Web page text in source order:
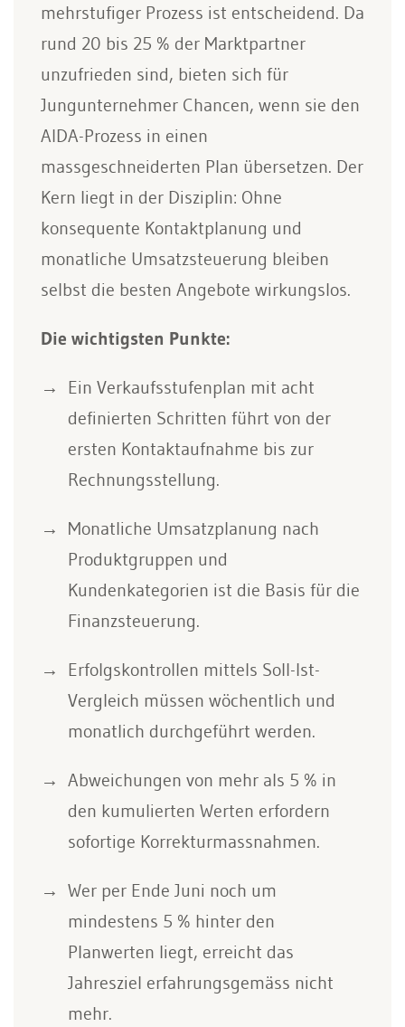
mehrstufiger Prozess ist entscheidend. Da
rund 20 bis 25 % der Marktpartner
unzufrieden sind, bieten sich für
Jungunternehmer Chancen, wenn sie den
AIDA-Prozess in einen
massgeschneiderten Plan übersetzen. Der
Kern liegt in der Disziplin: Ohne
konsequente Kontaktplanung und
monatliche Umsatzsteuerung bleiben
selbst die besten Angebote wirkungslos.
Die wichtigsten Punkte:
Ein Verkaufsstufenplan mit acht
definierten Schritten führt von der
ersten Kontaktaufnahme bis zur
Rechnungsstellung.
Monatliche Umsatzplanung nach
Produktgruppen und
Kundenkategorien ist die Basis für die
Finanzsteuerung.
Erfolgskontrollen mittels Soll-Ist-
Vergleich müssen wöchentlich und
monatlich durchgeführt werden.
Abweichungen von mehr als 5 % in
den kumulierten Werten erfordern
sofortige Korrekturmassnahmen.
Wer per Ende Juni noch um
mindestens 5 % hinter den
Planwerten liegt, erreicht das
Jahresziel erfahrungsgemäss nicht
mehr.